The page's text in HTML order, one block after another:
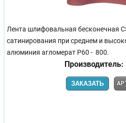
Лента шлифовальная бесконечная
сатинирования при среднем и
алюминия агломерат Р60 - 800.
Производитель:
ЗАКАЗАТЬ